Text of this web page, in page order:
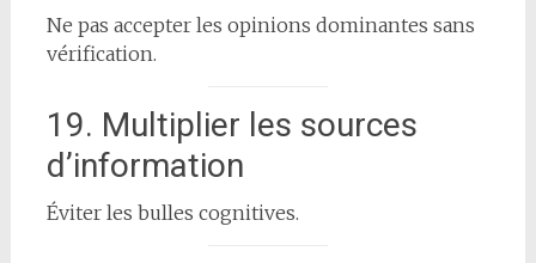
Ne pas accepter les opinions dominantes sans
vérification.
19. Multiplier les sources
d’information
Éviter les bulles cognitives.